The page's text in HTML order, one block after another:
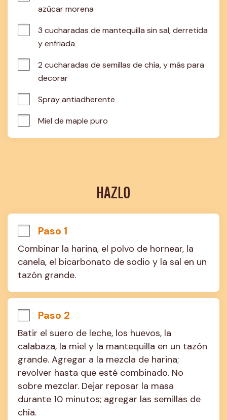
azúcar morena
3 cucharadas de mantequilla sin sal, derretida
y enfriada
2 cucharadas de semillas de chía, y más para
decorar
Spray antiadherente
Miel de maple puro
HAZLO
Paso 1
Combinar la harina, el polvo de hornear, la
canela, el bicarbonato de sodio y la sal en un
tazón grande.
Paso 2
Batir el suero de leche, los huevos, la
calabaza, la miel y la mantequilla en un tazón
grande. Agregar a la mezcla de harina;
revolver hasta que esté combinado. No
sobre mezclar. Dejar reposar la masa
durante 10 minutos; agregar las semillas de
chía.